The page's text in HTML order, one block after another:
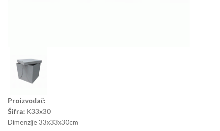
Proizvođač:
Šifra: K33x30
Dimenzije 33x33x30cm